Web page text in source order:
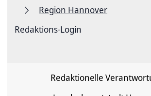
Region Hannover
Redaktions-Login
Redaktionelle